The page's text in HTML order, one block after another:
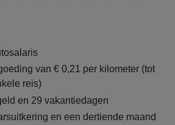
van € 0,21 per kilometer (tot
reis)
en 29 vakantiedagen
en een dertiende maand